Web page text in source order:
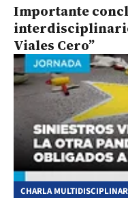
Importante
Viales Cero”
CHARLA